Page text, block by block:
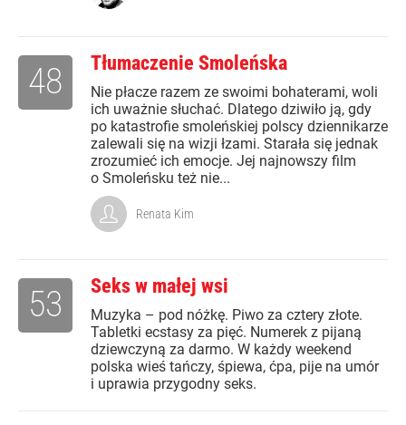
Tłumaczenie Smoleńska
Nie płacze razem ze swoimi bohaterami, woli
ich uważnie słuchać. Dlatego dziwiło ją, gdy
po katastrofie smoleńskiej polscy dziennikarze
zalewali się na wizji łzami. Starała się jednak
zrozumieć ich emocje. Jej najnowszy film
o Smoleńsku też nie...
48
Renata Kim
Seks w małej wsi
Muzyka – pod nóżkę. Piwo za cztery złote.
Tabletki ecstasy za pięć. Numerek z pijaną
dziewczyną za darmo. W każdy weekend
polska wieś tańczy, śpiewa, ćpa, pije na umór
i uprawia przygodny seks.
53